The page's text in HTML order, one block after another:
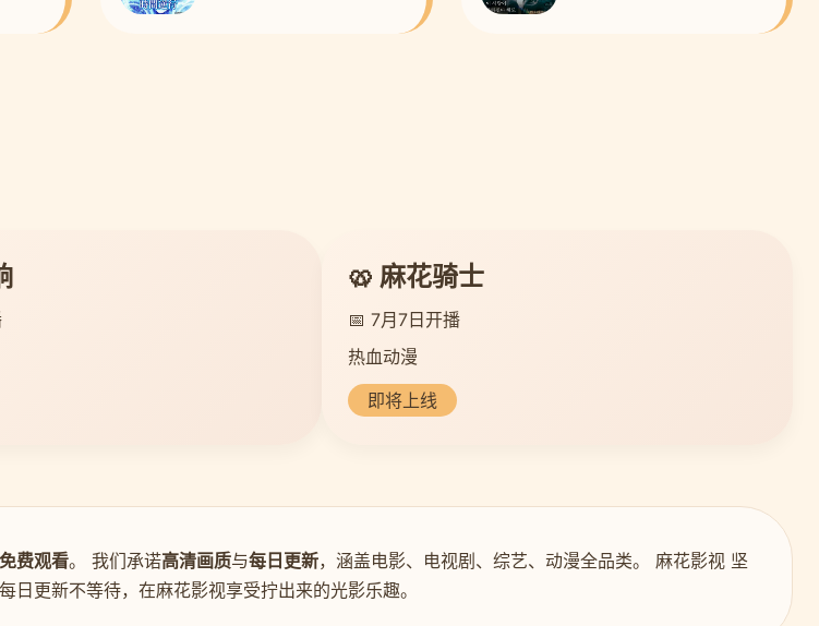
🥨 麻花骑士
📅 7月7日开播
热血动漫
即将上线
免费观看。 我们承诺高清画质与每日更新，涵盖电影、电视剧、综艺、动漫全品类。 麻花影视 坚
日更新不等待，在麻花影视享受拧出来的光影乐趣。